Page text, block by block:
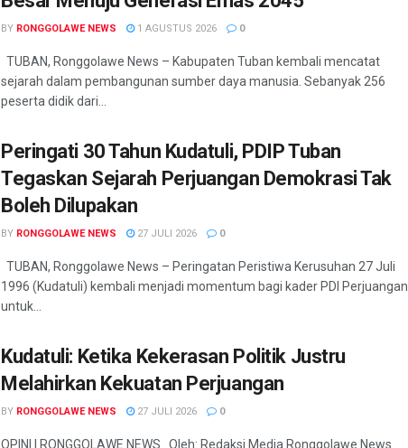
BY RONGGOLAWE NEWS 1 AGUSTUS 2026 0
TUBAN, Ronggolawe News – Kabupaten Tuban kembali mencatat
sejarah dalam pembangunan sumber daya manusia. Sebanyak 256
peserta didik dari...
Peringati 30 Tahun Kudatuli, PDIP Tuban
Tegaskan Sejarah Perjuangan Demokrasi Tak
Boleh Dilupakan
BY RONGGOLAWE NEWS 27 JULI 2026 0
TUBAN, Ronggolawe News – Peringatan Peristiwa Kerusuhan 27 Juli
1996 (Kudatuli) kembali menjadi momentum bagi kader PDI Perjuangan
untuk...
Kudatuli: Ketika Kekerasan Politik Justru
Melahirkan Kekuatan Perjuangan
BY RONGGOLAWE NEWS 27 JULI 2026 0
OPINI | RONGGOLAWE NEWS Oleh: Redaksi Media Ronggolawe News